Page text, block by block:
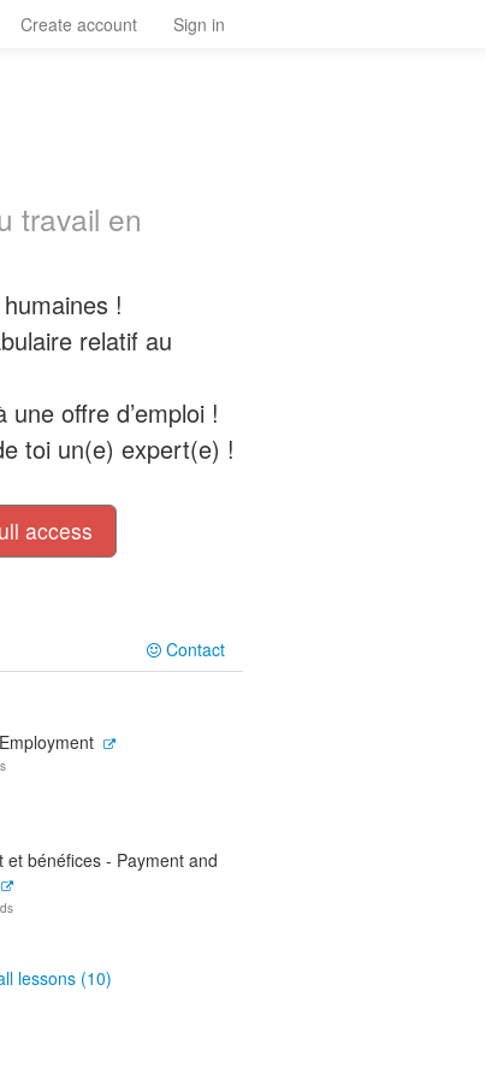
Create account Sign in
travail en
!
relatif au
offre d’emploi !
toi un(e) expert(e) !
access
Contact
et bénéfices - Payment and
lessons (10)